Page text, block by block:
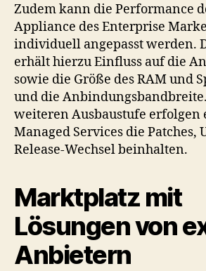
Zudem kann die Performance
Appliance des Enterprise
individuell angepasst werden.
erhält hierzu Einfluss auf die
sowie die Größe des RAM und
und die
weiteren Ausbaustufe erfolgen
Managed Services die Patches,
Release-Wechsel beinhalten.
Marktplatz mit
Lösungen von
Anbietern